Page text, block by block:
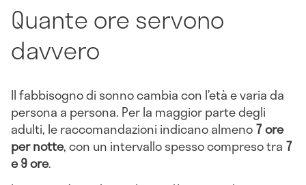
Quante ore servono
davvero
Il fabbisogno di sonno cambia con l’età e varia da
persona a persona. Per la maggior parte degli
adulti, le raccomandazioni indicano almeno7 ore
per notte, con un intervallo spesso compreso tra 7
e 9 ore.